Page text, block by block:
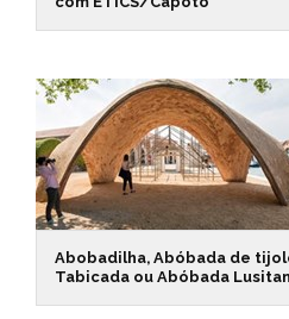
Abobadilha, Abóbada de
Tabicada ou Abóbada